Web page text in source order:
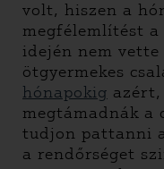
volt, hiszen a
megfélemlítést a
idején nem vette
ötgyermekes
hónapokig azért,
megtámadnák a
tudjon pattanni
a rendőrséget